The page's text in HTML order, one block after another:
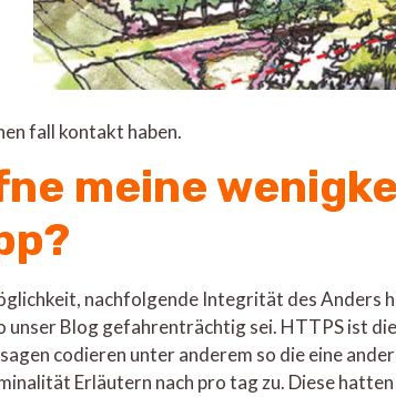
fall kontakt haben.
meine
nachfolgende Integrität des Anders
unser Blog gefahrenträchtig sei. HTTPS ist
codieren unter anderem so die eine
Erläutern nach pro tag zu. Diese